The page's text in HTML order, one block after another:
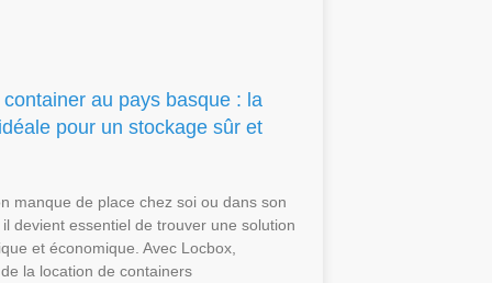
au pays basque : la
pour un stockage sûr et
manque de place chez soi ou dans son
devient essentiel de trouver une solution
et économique. Avec Locbox,
la location de containers